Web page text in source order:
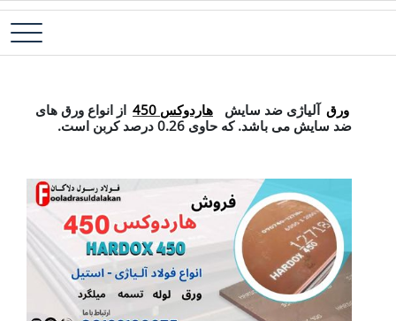
پرش فولاد آلیاژی-میلگرد آلیاژی-تسمه آلیاژی-ورق آلیاژی-لوله آلیاژی-نبشی
ورق آلیاژی ضد سایش هاردوکس 450
از انواع ورق های
ضد سایش می باشد. که حاوی 0.26 درصد کربن است.